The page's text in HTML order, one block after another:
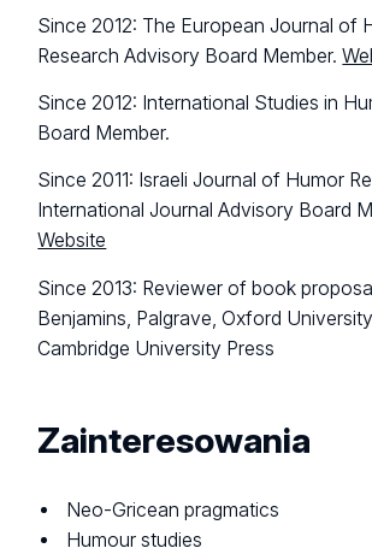
Since 2012: The European Journal of
Research Advisory Board Member.
Since 2012: International Studies in
Board Member.
Since 2011: Israeli Journal of Humor
International Journal Advisory Board
Website
Since 2013: Reviewer of book
Benjamins, Palgrave, Oxford
Cambridge University Press
Zainteresowania
Neo-Gricean pragmatics
Humour studies